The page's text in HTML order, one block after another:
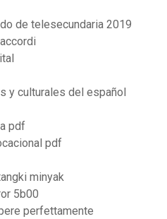
de telesecundaria 2019
y culturales del español
pdf
pdf
minyak
5b00
perfettamente